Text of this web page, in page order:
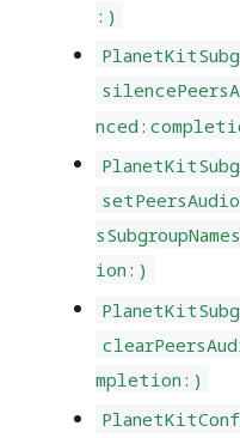
:)
ion:)
mpletion:)